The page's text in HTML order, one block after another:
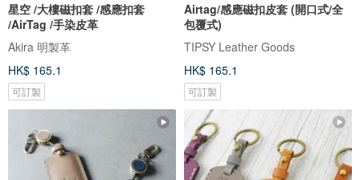
星空 /大樓磁扣套 /感應扣套
/AirTag /手染皮革
Akira 明製革
HK$ 165.1
可訂製
Airtag/感應磁扣皮套 (開口式/全
包覆式)
TIPSY Leather Goods
HK$ 165.1
可訂製